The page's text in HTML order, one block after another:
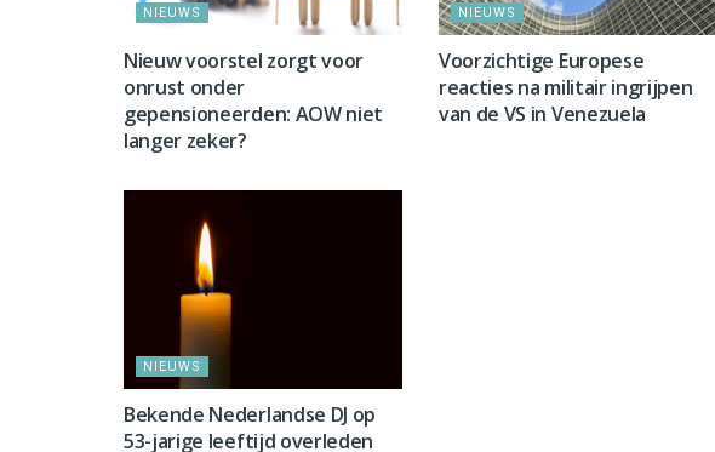
NIEUWS
Nieuw voorstel zorgt voor
onrust onder
gepensioneerden: AOW niet
langer zeker?
NIEUWS
Voorzichtige Europese
reacties na militair ingrijpen
van de VS in Venezuela
NIEUWS
Bekende Nederlandse DJ op
53-jarige leeftijd overleden